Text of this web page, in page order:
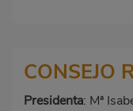
CONSEJO
Presidenta: Mª